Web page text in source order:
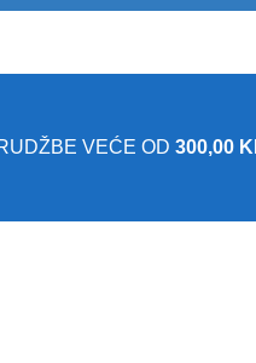
VEĆE OD 300,00